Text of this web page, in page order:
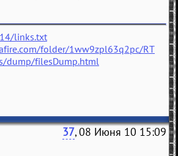
links.txt
folder/1ww9zpl63q2pc/RT
dump/filesDump.html
37, 08 Июня 10 15:09